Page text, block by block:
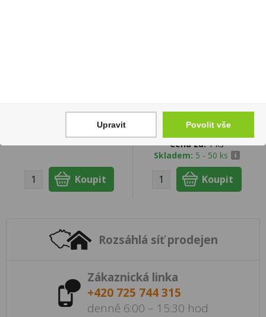
100 - 500 ks 799 Kč679 Kč
Cena za:1 ks
Skladem: 5 - 50 ks
Rozsáhlá síť prodejen
Zákaznická linka
+420 725 744 315
denně 6:00 – 15:30 hod
Upravit Povolit vše